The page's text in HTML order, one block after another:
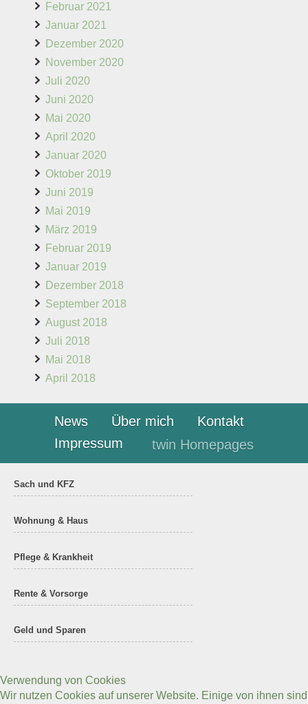
Februar 2021
Januar 2021
Dezember 2020
November 2020
Juli 2020
Juni 2020
Mai 2020
April 2020
Januar 2020
Oktober 2019
Juni 2019
Mai 2019
März 2019
Februar 2019
Januar 2019
Dezember 2018
September 2018
August 2018
Juli 2018
Mai 2018
April 2018
News Über mich
Kontakt
Impressum
twin Homepages
Sach und KFZ
Wohnung & Haus
Pflege & Krankheit
Rente & Vorsorge
Geld und Sparen
Verwendung von Cookies
Wir nutzen Cookies auf unserer Website. Einige von ihnen sind